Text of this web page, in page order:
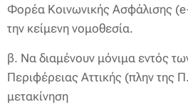
Φορέα Κοινωνικής Ασφάλισης
την κείμενη νομοθεσία.
β. Να διαμένουν μόνιμα εντός
Περιφέρειας Αττικής (πλην της
μετακίνηση